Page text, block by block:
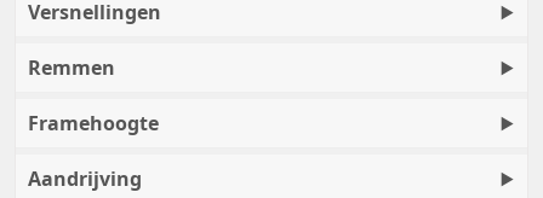
Versnellingen
Remmen
Framehoogte
Aandrijving